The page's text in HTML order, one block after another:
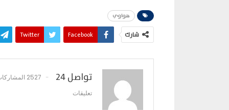
هواوي
شارك Facebook
Twitter
تواصل 24 2527 المشاركات
تعليقات